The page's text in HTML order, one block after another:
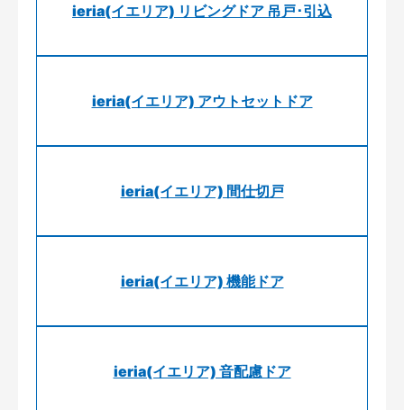
ieria(イエリア) リビングドア 吊戸･引込
ieria(イエリア) アウトセットドア
ieria(イエリア) 間仕切戸
ieria(イエリア) 機能ドア
ieria(イエリア) 音配慮ドア